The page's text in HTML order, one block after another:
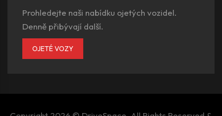
Prohledejte naši nabídku ojetých vozidel.
Denně přibývají další.
OJETÉ VOZY